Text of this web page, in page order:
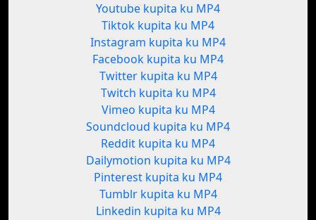
Youtube kupita ku MP4
Tiktok kupita ku MP4
Instagram kupita ku MP4
Facebook kupita ku MP4
Twitter kupita ku MP4
Twitch kupita ku MP4
Vimeo kupita ku MP4
Soundcloud kupita ku MP4
Reddit kupita ku MP4
Dailymotion kupita ku MP4
Pinterest kupita ku MP4
Tumblr kupita ku MP4
Linkedin kupita ku MP4